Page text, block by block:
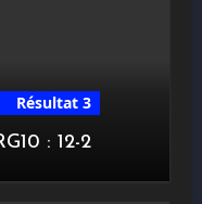
Résultat 3
: 12-2